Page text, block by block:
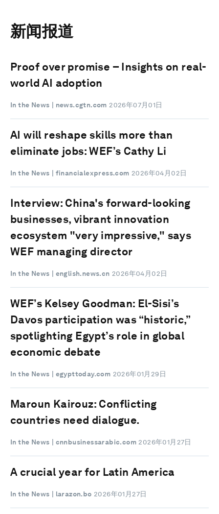
新闻报道
Proof over promise – Insights on real-
world AI adoption
In the News | news.cgtn.com 2026年07月01日
AI will reshape skills more than
eliminate jobs: WEF’s Cathy Li
In the News | financialexpress.com 2026年04月02日
Interview: China's forward-looking
businesses, vibrant innovation
ecosystem "very impressive," says
WEF managing director
In the News | english.news.cn 2026年04月02日
WEF’s Kelsey Goodman: El-Sisi’s
Davos participation was “historic,”
spotlighting Egypt’s role in global
economic debate
In the News | egypttoday.com 2026年01月29日
Maroun Kairouz: Conflicting
countries need dialogue.
In the News | cnnbusinessarabic.com 2026年01月27日
A crucial year for Latin America
In the News | larazon.bo 2026年01月27日